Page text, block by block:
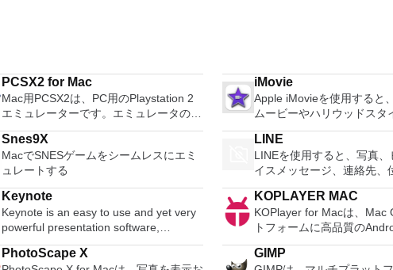
PCSX2 for Mac
Mac用PCSX2は、PC用のPlaystation 2
エミュレーターです。エミュレータの互
換性率は、プレイ可能なすべてのPS2ゲ
ームの80％以上を誇っています。かなり
強力なコンピューターを所有している場
合、PCSX2 for Macは優れたエミュレー
ターです。また、このアプリケーション
はローエンドコンピューターのサポート
も提供するため、Playstation 2コンソー
ルのすべての所有者は、Macで動作する
ゲームを見ることができます。 Macエ
ミュレーター用PCSX2を使用すると、
iMovie
Apple iMovieを使用すると
ムービーやハリウッドスタ
を作成できます。ビデオラ
照して、お気に入りのビデ
有できます。ビデオは外部
インポートして、簡単に微
置、編集してから、共有し
き込んだりできます。 機
す： 日付でサイドバーの
ートするオプション新しい
ォント、サイズ、色を変更
インのトランジションをダ
Snes9X
MacでSNESゲームをシームレスにエミ
ュレートする
LINE
LINEを使用すると、写真
イスメッセージ、連絡先、
人と簡単に共有できます。
ーザーが他の多くのプラッ
ともにMacやiOSの仲間の
り取りできる唯一のサービ
す。 人気アーティスト、
ンド、テレビ番組の最新ニ
Keynote
Keynote is an easy to use and yet very
powerful presentation software,
designed by Apple. The Keynote
software provides you with a massive
KOPLAYER MAC
KOPlayer for Macは、Mac
トフォームに高品質の
験をもたらす、堅牢で無料
ミュレーターです。 従来
PhotoScape X GIMP